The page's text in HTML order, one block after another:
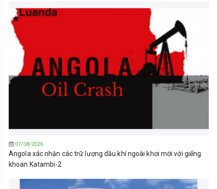
07/08/2026
Angola xác nhận các trữ lượng dầu khí ngoài khơi mới với giếng
khoan Katambi-2